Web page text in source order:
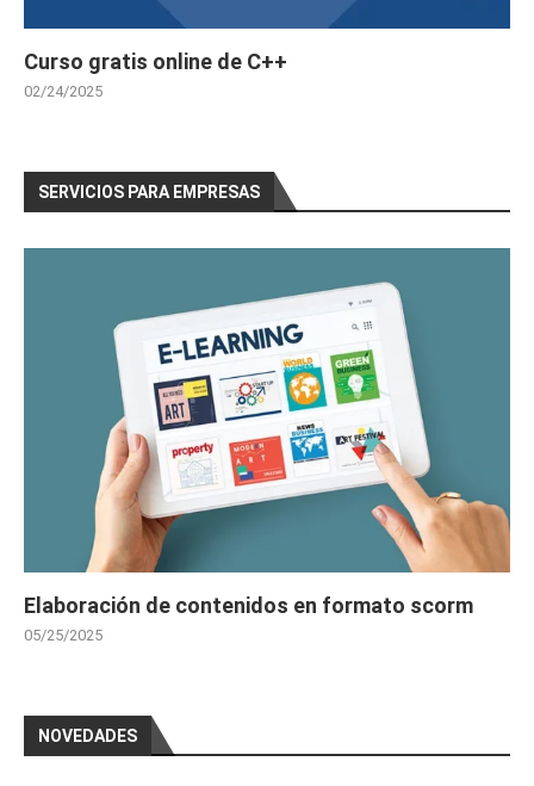
Curso gratis online de C++
02/24/2025
SERVICIOS PARA EMPRESAS
Elaboración de contenidos en formato scorm
05/25/2025
NOVEDADES